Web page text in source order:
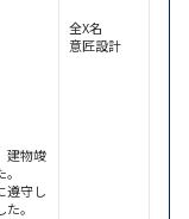
建物竣
遵守し
。
全X名
意匠設計